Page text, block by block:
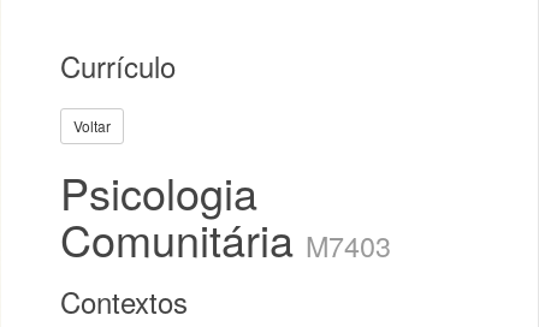
Currículo
Voltar
Psicologia
Comunitária M7403
Contextos